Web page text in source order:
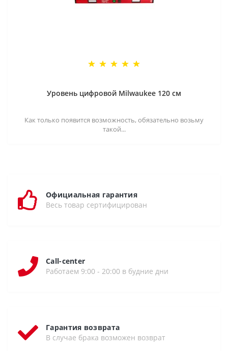
Уровень цифровой Milwaukee 120 см
Как только появится возможность, обязательно возьму
такой...
Официальная гарантия
Весь товар сертифицирован
Call-center
Работаем 9:00 - 20:00 в будние дни
Гарантия возврата
В случае брака возможен возврат